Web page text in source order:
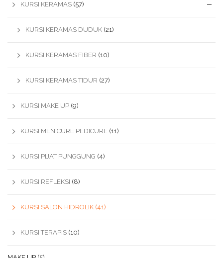
KURSI KERAMAS (57)
KURSI KERAMAS DUDUK (21)
KURSI KERAMAS FIBER (10)
KURSI KERAMAS TIDUR (27)
KURSI MAKE UP (9)
KURSI MENICURE PEDICURE (11)
KURSI PIJAT PUNGGUNG (4)
KURSI REFLEKSI (8)
KURSI SALON HIDROLIK (41)
KURSI TERAPIS (10)